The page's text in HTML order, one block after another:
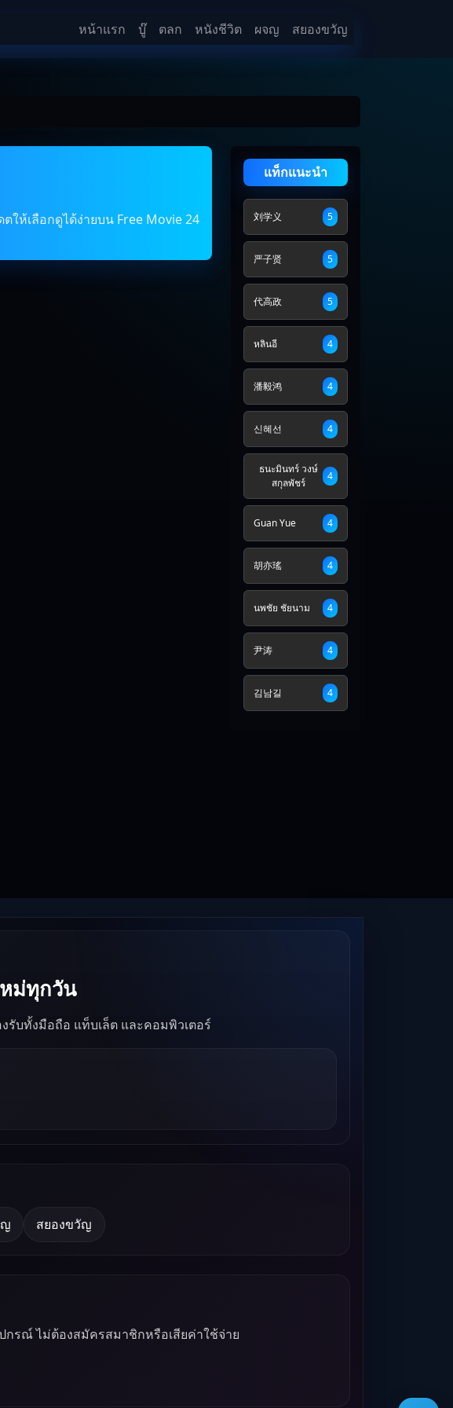
หน้าแรก บู๊ ตลก หนังชีวิต ผจญ สยองขวัญ
ให้เลือกดูได้ง่ายบน Free Movie 24
แท็กแนะนำ
刘学义 5
严子贤 5
代高政 5
หลินอี 4
潘毅鸿 4
신혜선 4
ธนะมินทร์ วงษ์
สกุลพัชร์
4
Guan Yue 4
胡亦瑤 4
นพชัย ชัยนาม 4
尹涛 4
김남길 4
ม่ทุกวัน
รับทั้งมือถือ แท็บเล็ต และคอมพิวเตอร์
สยองขวัญ
รณ์ ไม่ต้องสมัครสมาชิกหรือเสียค่าใช้จ่าย